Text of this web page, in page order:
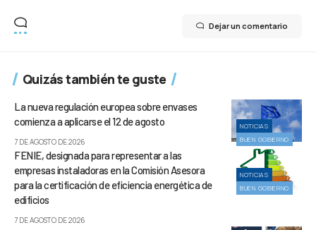
Dejar un comentario
Quizás también te guste
NOTICIAS
BUEN GOBIERNO
La nueva regulación europea sobre envases
comienza a aplicarse el 12 de agosto
7 DE AGOSTO DE 2026
NOTICIAS
BUEN GOBIERNO
FENIE, designada para representar a las
empresas instaladoras en la Comisión Asesora
para la certificación de eficiencia energética de
edificios
7 DE AGOSTO DE 2026